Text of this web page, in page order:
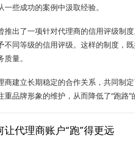
些成功的案例中汲取经验。
推出了一项针对代理商的信用评级制
不同等级的信用评级。这样的制度，
量。
商建立长期稳定的合作关系，共同制
品牌形象的维护，从而降低了“跑路”
代理商账户“跑”得更远